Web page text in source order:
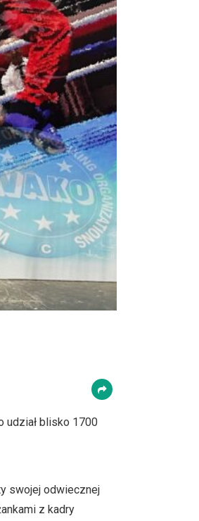
udział blisko 1700
swojej odwiecznej
z kadry